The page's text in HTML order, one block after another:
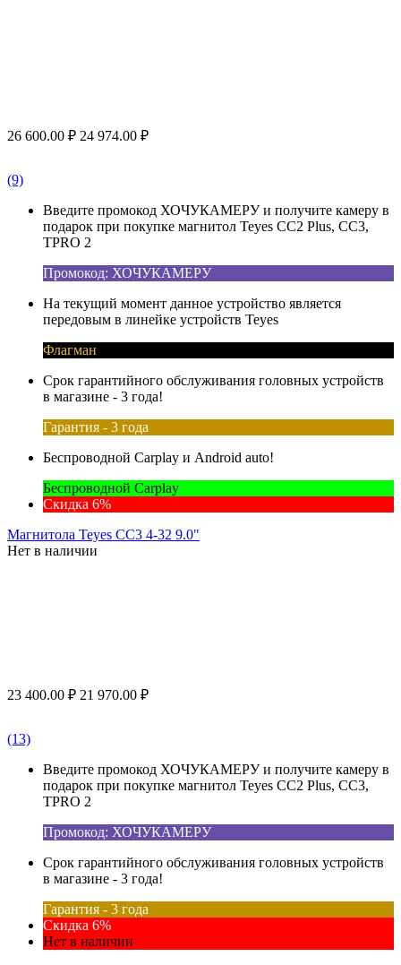
26 600.00 ₽ 24 974.00 ₽
(9)
Введите промокод ХОЧУКАМЕРУ и получите камеру в
подарок при покупке магнитол Teyes CC2 Plus, CC3,
TPRO 2
Промокод: ХОЧУКАМЕРУ
На текущий момент данное устройство является
передовым в линейке устройств Teyes
Флагман
Срок гарантийного обслуживания головных устройств
в магазине - 3 года!
Гарантия - 3 года
Беспроводной Carplay и Android auto!
Беспроводной Carplay
Скидка 6%
Магнитола Teyes CC3 4-32 9.0"
Нет в наличии
23 400.00 ₽ 21 970.00 ₽
(13)
Введите промокод ХОЧУКАМЕРУ и получите камеру в
подарок при покупке магнитол Teyes CC2 Plus, CC3,
TPRO 2
Промокод: ХОЧУКАМЕРУ
Срок гарантийного обслуживания головных устройств
в магазине - 3 года!
Гарантия - 3 года
Скидка 6%
Нет в наличии